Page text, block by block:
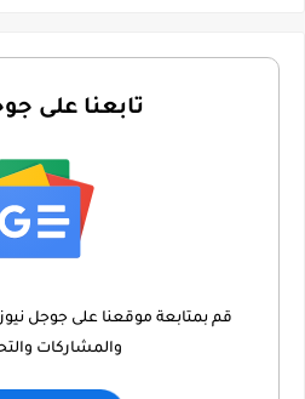
تابعنا على
قم بمتابعة موقعنا على جوجل
والمشاركات